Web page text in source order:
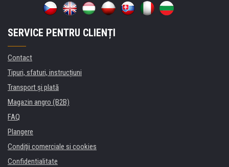
SERVICE PENTRU CLIENȚI
Contact
Tipuri, sfaturi, instrucțiuni
Transport şi plată
Magazin angro (B2B)
FAQ
Plangere
Condiţii comerciale si cookies
Confidentialitate